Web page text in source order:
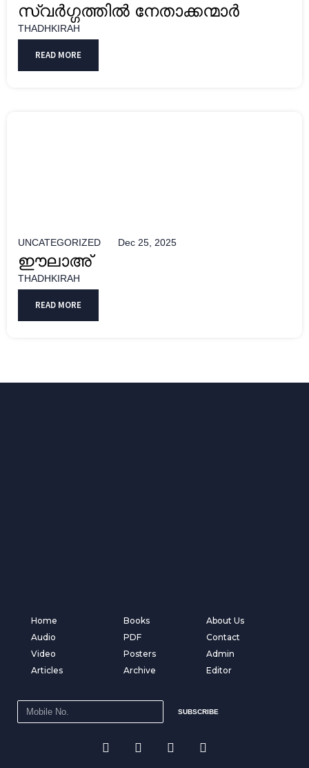
സ്വർഗ്ഗത്തിൽ നേതാക്കന്മാർ
THADHKIRAH
READ MORE
UNCATEGORIZED Dec 25, 2025
ഈലാഅ്
THADHKIRAH
READ MORE
Home
Audio
Video
Articles
Books
PDF
Posters
Archive
About Us
Contact
Admin
Editor
SUBSCRIBE